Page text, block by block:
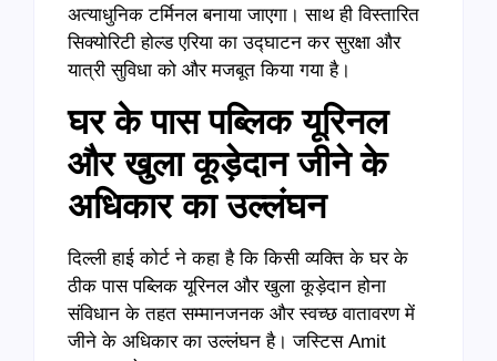
अत्याधुनिक टर्मिनल बनाया जाएगा। साथ ही विस्तारित
सिक्योरिटी होल्ड एरिया का उद्घाटन कर सुरक्षा और
यात्री सुविधा को और मजबूत किया गया है।
घर के पास पब्लिक यूरिनल
और खुला कूड़ेदान जीने के
अधिकार का उल्लंघन
दिल्ली हाई कोर्ट ने कहा है कि किसी व्यक्ति के घर के
ठीक पास पब्लिक यूरिनल और खुला कूड़ेदान होना
संविधान के तहत सम्मानजनक और स्वच्छ वातावरण में
जीने के अधिकार का उल्लंघन है। जस्टिस Amit